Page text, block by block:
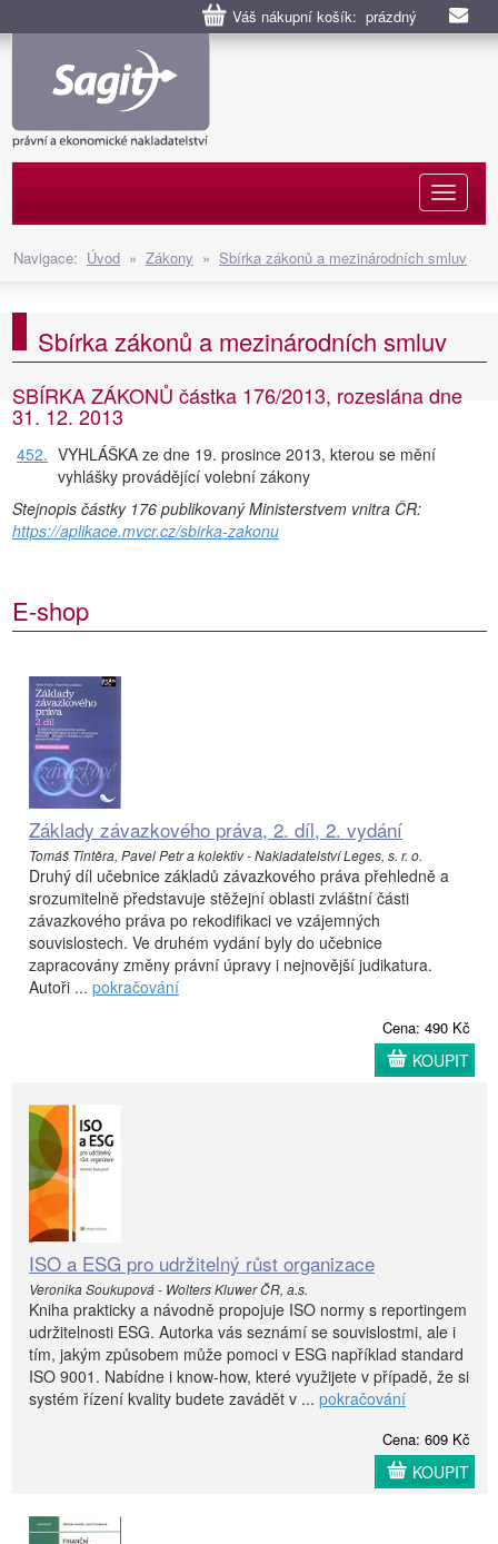
Váš nákupní košík: prázdný
Navigace: Úvod » Zákony » Sbírka zákonů a mezinárodních smluv
Sbírka zákonů a mezinárodních smluv
SBÍRKA ZÁKONŮ částka 176/2013, rozeslána dne
31. 12. 2013
452. VYHLÁŠKA ze dne 19. prosince 2013, kterou se mění
vyhlášky provádějící volební zákony
Stejnopis částky 176 publikovaný Ministerstvem vnitra ČR:
https://aplikace.mvcr.cz/sbirka-zakonu
E-shop
Základy závazkového práva, 2. díl, 2. vydání
Tomáš Tintěra, Pavel Petr a kolektiv - Nakladatelství Leges, s. r. o.
Druhý díl učebnice základů závazkového práva přehledně a
srozumitelně představuje stěžejní oblasti zvláštní části
závazkového práva po rekodifikaci ve vzájemných
souvislostech. Ve druhém vydání byly do učebnice
zapracovány změny právní úpravy i nejnovější judikatura.
Autoři ... pokračování
Cena: 490 Kč
KOUPIT
ISO a ESG pro udržitelný růst organizace
Veronika Soukupová - Wolters Kluwer ČR, a.s.
Kniha prakticky a návodně propojuje ISO normy s reportingem
udržitelnosti ESG. Autorka vás seznámí se souvislostmi, ale i
tím, jakým způsobem může pomoci v ESG například standard
ISO 9001. Nabídne i know-how, které využijete v případě, že si
systém řízení kvality budete zavádět v ... pokračování
Cena: 609 Kč
KOUPIT